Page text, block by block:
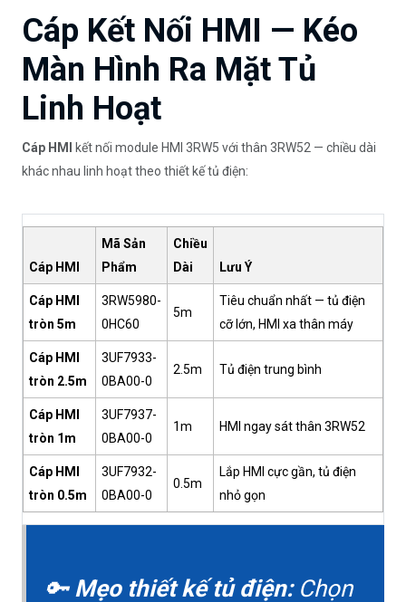
Cáp Kết Nối HMI — Kéo
Màn Hình Ra Mặt Tủ
Linh Hoạt
Cáp HMI
kết nối module HMI 3RW5 với thân 3RW52 — chiều dài
khác nhau linh hoạt theo thiết kế tủ điện:
Cáp HMI
Mã Sản
Phẩm
Chiều
Dài
Lưu Ý
Cáp HMI
tròn 5m
3RW5980-
0HC60
5m
Tiêu chuẩn nhất — tủ điện
cỡ lớn, HMI xa thân máy
Cáp HMI
tròn 2.5m
3UF7933-
0BA00-0
2.5m Tủ điện trung bình
Cáp HMI
tròn 1m
3UF7937-
0BA00-0
1m HMI ngay sát thân 3RW52
Cáp HMI
tròn 0.5m
3UF7932-
0BA00-0
0.5m
Lắp HMI cực gần, tủ điện
nhỏ gọn
🔑 Mẹo thiết kế tủ điện:Chọn